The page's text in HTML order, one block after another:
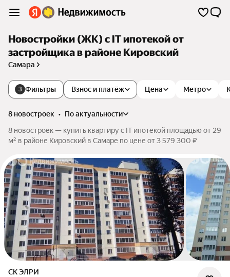
Новостройки (ЖК) с IT ипотекой от
застройщика в районе Кировский
Самара
3 Фильтры Цена
Взнос и платёж Метро
8 новостроек •
по актуальности
8 новостроек — купить квартиру с IT ипотекой площадью от 29
м² в районе Кировский в Самаре по цене от 3 579 300 ₽
СК ЭЛРИ